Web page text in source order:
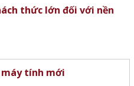
thức lớn đối với nền
máy tính mới